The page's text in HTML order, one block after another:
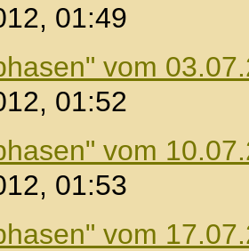
01:49
vom
01:52
vom
01:53
vom